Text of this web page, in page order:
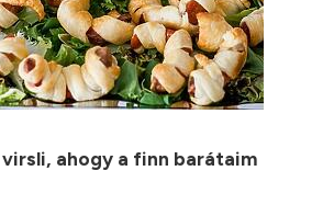
ahogy a finn barátaim